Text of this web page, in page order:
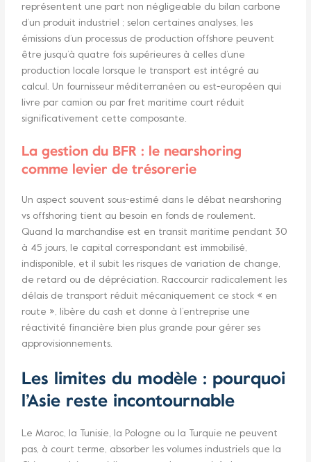
représentent une part non négligeable du bilan carbone
d’un produit industriel ; selon certaines analyses, les
émissions d’un processus de production offshore peuvent
être jusqu’à quatre fois supérieures à celles d’une
production locale lorsque le transport est intégré au
calcul. Un fournisseur méditerranéen ou est-européen qui
livre par camion ou par fret maritime court réduit
significativement cette composante.
La gestion du BFR : le nearshoring
comme levier de trésorerie
Un aspect souvent sous-estimé dans le débat nearshoring
vs offshoring tient au besoin en fonds de roulement.
Quand la marchandise est en transit maritime pendant 30
à 45 jours, le capital correspondant est immobilisé,
indisponible, et il subit les risques de variation de change,
de retard ou de dépréciation. Raccourcir radicalement les
délais de transport réduit mécaniquement ce stock « en
route », libère du cash et donne à l’entreprise une
réactivité financière bien plus grande pour gérer ses
approvisionnements.
Les limites du modèle : pourquoi
l’Asie reste incontournable
Le Maroc, la Tunisie, la Pologne ou la Turquie ne peuvent
pas, à court terme, absorber les volumes industriels que la